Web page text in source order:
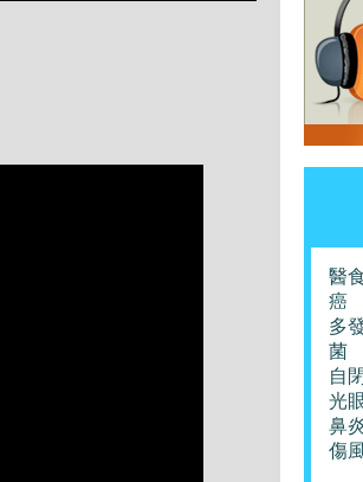
醫
癌
多
菌
自
光
鼻
傷